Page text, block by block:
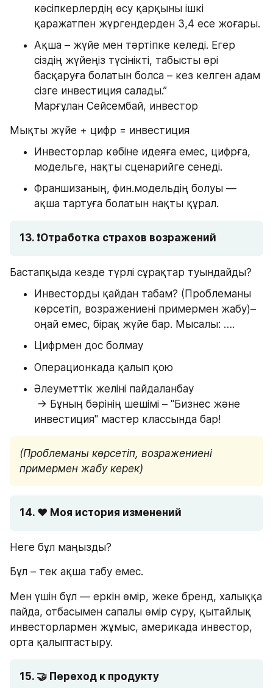
кәсіпкерлердің өсу қарқыны ішкі
қаражатпен жүргендерден 3,4 есе жоғары.
Ақша – жүйе мен тәртіпке келеді. Егер
сіздің жүйеңіз түсінікті, табысты әрі
басқаруға болатын болса – кез келген адам
сізге инвестиция салады.”
Марғұлан Сейсембай, инвестор
Мықты жүйе + цифр = инвестиция
Инвесторлар көбіне идеяға емес, цифрға,
модельге, нақты сценарийге сенеді.
Франшизаның, фин.модельдің болуы —
ақша тартуға болатын нақты құрал.
13. ❗Отработка страхов возражений
Бастапқыда кезде түрлі сұрақтар туындайды?
Инвесторды қайдан табам? (Проблеманы
көрсетіп, возражениені примермен жабу)–
оңай емес, бірақ жүйе бар. Мысалы: ….
Цифрмен дос болмау
Операционкада қалып қою
Әлеуметтік желіні пайдаланбау
инвестиция" мастер классында бар!
(Проблеманы көрсетіп, возражениені
примермен жабу керек)
14. ❤️ Моя история изменений
Неге бұл маңызды?
Бұл – тек ақша табу емес.
Мен үшін бұл — еркін өмір, жеке бренд, халыққа
пайда, отбасымен сапалы өмір сүру, қытайлық
инвесторлармен жұмыс, америкада инвестор,
орта қалыптастыру.
15. 🤝 Переход к продукту